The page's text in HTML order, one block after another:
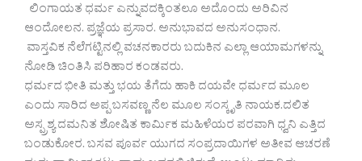
ಲಿಂಗಾಯತ ಧರ್ಮ ಎನ್ನುವದಕ್ಕಿಂತಲೂ ಅದೊಂದು ಅರಿವಿನ
ಆಂದೋಲನ. ಪ್ರಜ್ಞೆಯ ಪ್ರಸಾರ. ಅನುಭಾವದ ಅನುಸಂಧಾನ.
ವಾಸ್ತವಿಕ ನೆಲೆಗಟ್ಟಿನಲ್ಲಿ ವಚನಕಾರರು ಬದುಕಿನ ಎಲ್ಲಾ ಆಯಾಮಗಳನ್ನು
ನೋಡಿ ಚಿಂತಿಸಿ ಪರಿಹಾರ ಕಂಡವರು.
ಧರ್ಮದ ಭೀತಿ ಮತ್ತು ಭಯ ತೆಗೆದು ಹಾಕಿ ದಯವೇ ಧರ್ಮದ ಮೂಲ
ಎಂದು ಸಾರಿದ ಅಪ್ಪ ಬಸವಣ್ಣ ನೆಲ ಮೂಲ ಸಂಸ್ಕೃತಿ ನಾಯಕ.ದಲಿತ
ಅಸ್ಪ್ರಶ್ಯ ದಮನಿತ ಶೋಷಿತ ಕಾರ್ಮಿಕ ಮಹಿಳೆಯರ ಪರವಾಗಿ ಧ್ವನಿ ಎತ್ತಿದ
ಬಂಡುಕೋರ. ಬಸವ ಪೂರ್ವ ಯುಗದ ಸಂಪ್ರದಾಯಿಗಳ ಅತೀವ ಆಚರಣೆ